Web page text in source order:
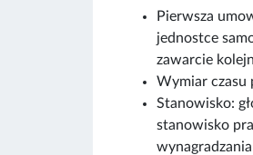
Pierwsza
jednostce
zawarcie
Wymiar czasu
Stanowisko:
stanowisko